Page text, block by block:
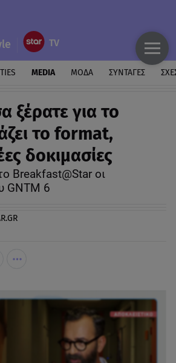
MEDIA ΜΟΔΑ ΣΥΝΤΑΓΕΣ
ξέρατε για το
το format,
δοκιμασίες
Breakfast@Star οι
GNTM 6